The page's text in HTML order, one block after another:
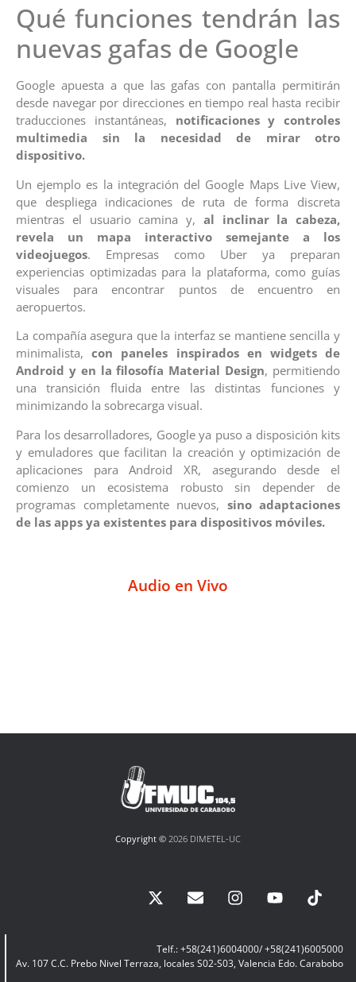
Qué funciones tendrán las
nuevas gafas de Google
Google apuesta a que las gafas con pantalla permitirán
desde navegar por direcciones en tiempo real hasta recibir
traducciones instantáneas, notificaciones y controles
multimedia sin la necesidad de mirar otro
dispositivo.
Un ejemplo es la integración del Google Maps Live View,
que despliega indicaciones de ruta de forma discreta
mientras el usuario camina y, al inclinar la cabeza,
revela un mapa interactivo semejante a los
videojuegos. Empresas como Uber ya preparan
experiencias optimizadas para la plataforma, como guías
visuales para encontrar puntos de encuentro en
aeropuertos.
La compañía asegura que la interfaz se mantiene sencilla y
minimalista,con paneles inspirados en widgets de
Android y en la filosofía Material Design, permitiendo
una transición fluida entre las distintas funciones y
minimizando la sobrecarga visual.
Para los desarrolladores, Google ya puso a disposición kits
y emuladores que facilitan la creación y optimización de
aplicaciones para Android XR, asegurando desde el
comienzo un ecosistema robusto sin depender de
programas completamente nuevos, sino adaptaciones
de las apps ya existentes para dispositivos móviles.
Audio en Vivo
Copyright © 2026 DIMETEL-UC
Telf.: +58(241)6004000/ +58(241)6005000
Av. 107 C.C. Prebo Nivel Terraza, locales S02-S03, Valencia Edo. Carabobo